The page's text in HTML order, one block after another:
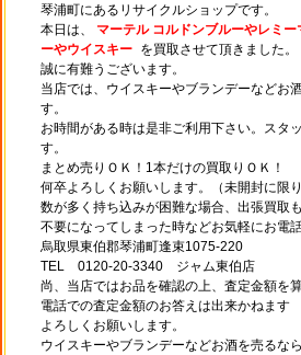
琴浦町にあるリサイクルショップです。
本日は、 マーテル コルドンブルーやレミ
ーやウイスキー を買取させて頂きました。
誠に有難うございます。
当店では、ウイスキーやブランデーなどお
す。
お時間がある時は是非ご利用下さい。スタ
す。
まとめ売りＯＫ！1本だけの買取りＯＫ！
何卒よろしくお願いします。（未開封に限り
数が多く持ち込みが困難な場合、出張買取も
不要になってしまった時などお気軽にお電話
烏取県東伯郡琴浦町逢束1075-220
TEL 0120-20-3340 ジャム東伯店
尚、当店ではお品を確認の上、査定金額を
電話での査定金額のお答えは出来かねます
よろしくお願いします。
ウイスキーやブランデーなどお酒を売るな